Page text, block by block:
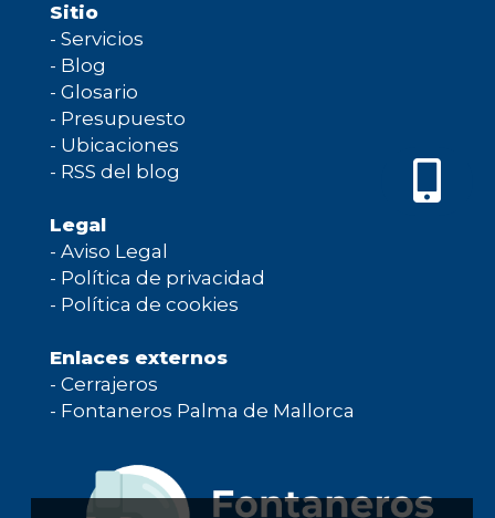
Sitio
- Servicios
- Blog
- Glosario
- Presupuesto
- Ubicaciones
- RSS del blog
Legal
- Aviso Legal
- Política de privacidad
- Política de cookies
Enlaces externos
- Cerrajeros
- Fontaneros Palma de Mallorca